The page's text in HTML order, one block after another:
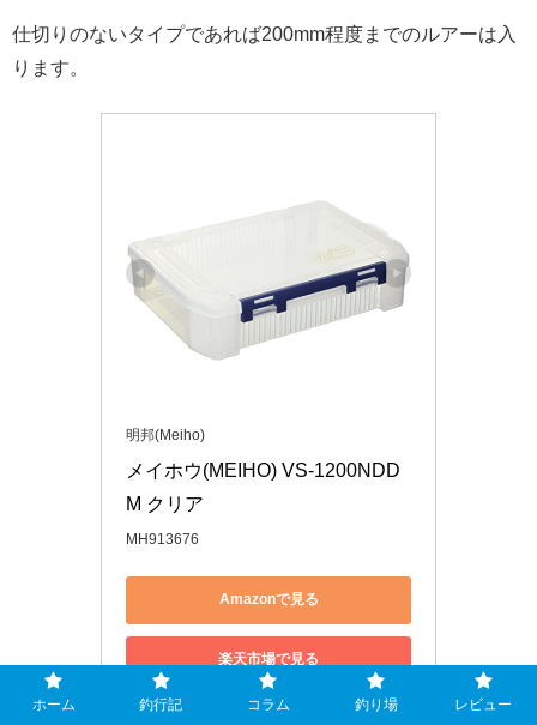
仕切りのないタイプであれば200mm程度までのルアーは入
ります。
明邦(Meiho)
メイホウ(MEIHO) VS-1200NDD
M クリア
MH913676
Amazonで見る
楽天市場で見る
ホーム 釣行記 コラム 釣り場 レビュー